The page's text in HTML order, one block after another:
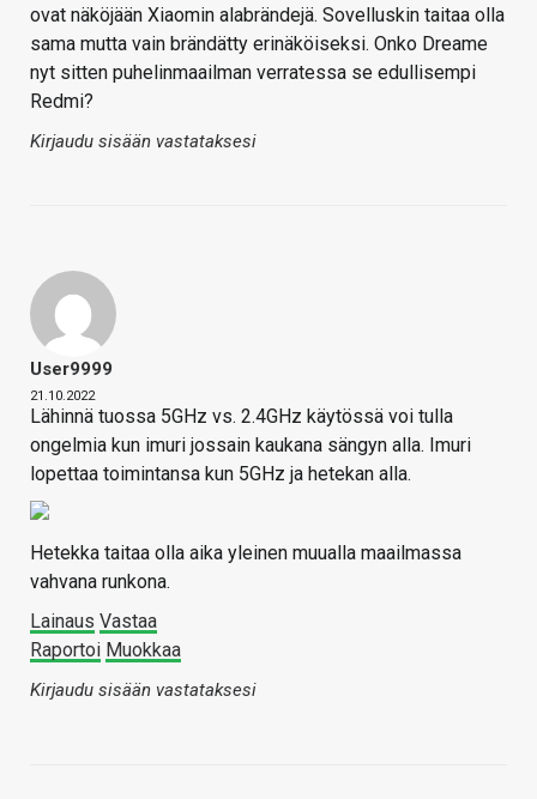
ovat näköjään Xiaomin alabrändejä. Sovelluskin taitaa olla
sama mutta vain brändätty erinäköiseksi. Onko Dreame
nyt sitten puhelinmaailman verratessa se edullisempi
Redmi?
Kirjaudu sisään vastataksesi
User9999
21.10.2022
Lähinnä tuossa 5GHz vs. 2.4GHz käytössä voi tulla
ongelmia kun imuri jossain kaukana sängyn alla. Imuri
lopettaa toimintansa kun 5GHz ja hetekan alla.
Hetekka taitaa olla aika yleinen muualla maailmassa
vahvana runkona.
Lainaus Vastaa
Raportoi Muokkaa
Kirjaudu sisään vastataksesi